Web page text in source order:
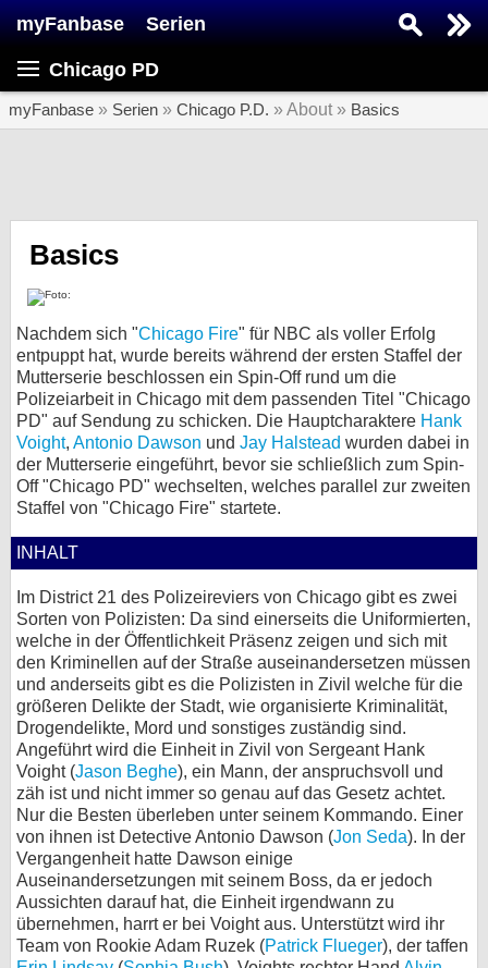
myFanbase Serien
Chicago PD
myFanbase » Serien » Chicago P.D. » About » Basics
Basics
Nachdem sich "Chicago Fire" für NBC als voller Erfolg
entpuppt hat, wurde bereits während der ersten Staffel der
Mutterserie beschlossen ein Spin-Off rund um die
Polizeiarbeit in Chicago mit dem passenden Titel "Chicago
PD" auf Sendung zu schicken. Die Hauptcharaktere Hank
Voight, Antonio Dawson und Jay Halstead wurden dabei in
der Mutterserie eingeführt, bevor sie schließlich zum Spin-
Off "Chicago PD" wechselten, welches parallel zur zweiten
Staffel von "Chicago Fire" startete.
INHALT
Im District 21 des Polizeireviers von Chicago gibt es zwei
Sorten von Polizisten: Da sind einerseits die Uniformierten,
welche in der Öffentlichkeit Präsenz zeigen und sich mit
den Kriminellen auf der Straße auseinandersetzen müssen
und anderseits gibt es die Polizisten in Zivil welche für die
größeren Delikte der Stadt, wie organisierte Kriminalität,
Drogendelikte, Mord und sonstiges zuständig sind.
Angeführt wird die Einheit in Zivil von Sergeant Hank
Voight (Jason Beghe), ein Mann, der anspruchsvoll und
zäh ist und nicht immer so genau auf das Gesetz achtet.
Nur die Besten überleben unter seinem Kommando. Einer
von ihnen ist Detective Antonio Dawson (Jon Seda). In der
Vergangenheit hatte Dawson einige
Auseinandersetzungen mit seinem Boss, da er jedoch
Aussichten darauf hat, die Einheit irgendwann zu
übernehmen, harrt er bei Voight aus. Unterstützt wird ihr
Team von Rookie Adam Ruzek (Patrick Flueger), der taffen
SERIEN
Specials
SERVICE
Gewinnspiele
Forum
bei X
Kontakt
Nutzungsbedingungen
Datenschutz
Cookie-Einstellungen
Impressum
Desktop-Ansicht
myFanbase